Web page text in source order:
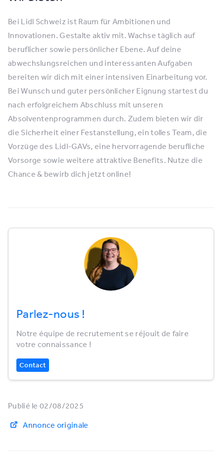
Bei Lidl Schweiz ist Raum für Ambitionen und
Innovationen. Gestalte aktiv mit. Wachse täglich auf
beruflicher sowie persönlicher Ebene. Auf deine
abwechslungsreichen und interessanten Aufgaben
bereiten wir dich mit einer intensiven Einarbeitung vor.
Bei Wunsch und guter persönlicher Eignung startest du
nach erfolgreichem Abschluss mit unseren
Absolventenprogrammen durch. Zudem bieten wir dir
die Sicherheit einer Festanstellung, ein tolles Team, die
Vorzüge des Lidl-GAVs, eine hervorragende berufliche
Vorsorge sowie weitere attraktive Benefits. Nutze die
Chance & bewirb dich jetzt online!
Parlez-nous !
Notre équipe de recrutement se réjouit de faire
votre connaissance !
Contact
Publié le 02/08/2025
Annonce originale